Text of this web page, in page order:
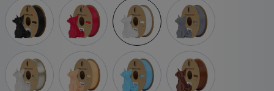
Wysokiej jakości materiał
Żywe kolory
Precyzyjna tolerancja średnicy
Niski poziom zapachu i przyjazność dla środowiska
Wysoka kompatybilność
Niezawodna wydajność